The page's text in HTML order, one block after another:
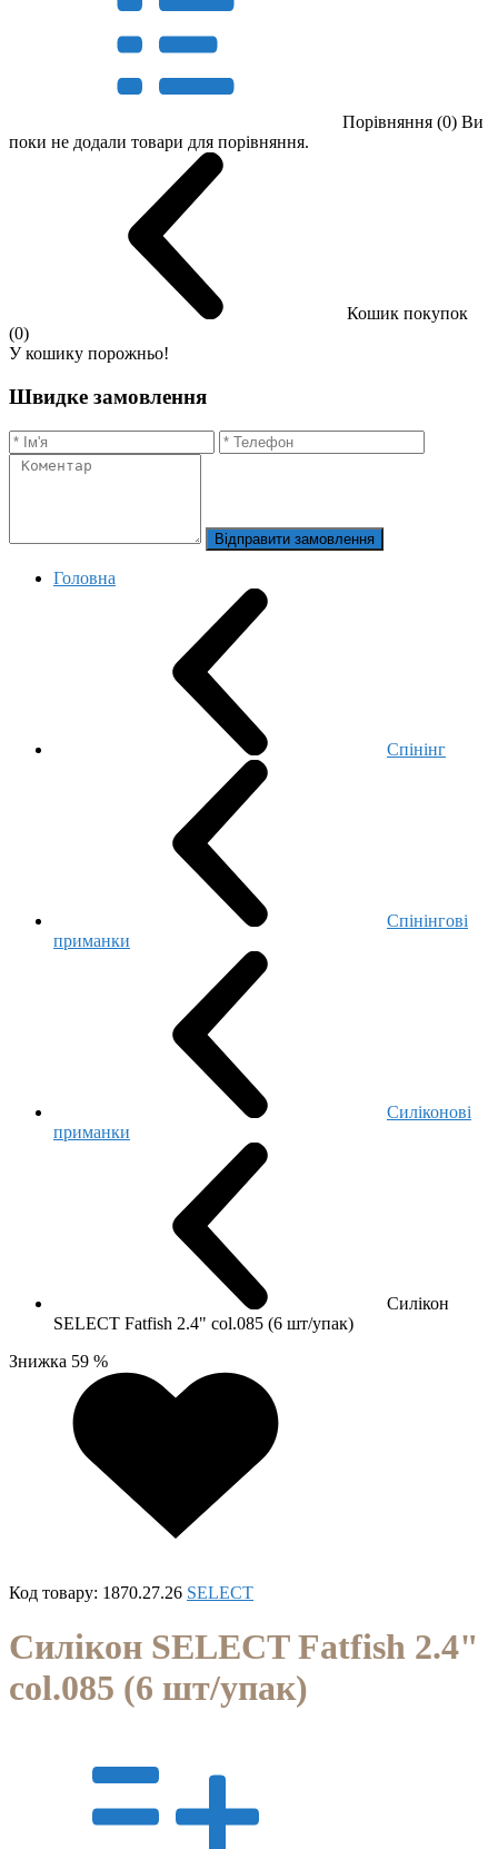
Порівняння (0) Ви
поки не додали товари для порівняння.
Кошик покупок
(0)
У кошику порожньо!
Швидке замовлення
Відправити замовлення
Головна
Спінінг
Спінінгові
приманки
Cиліконові
приманки
Силікон
SELECT Fatfish 2.4" col.085 (6 шт/упак)
Знижка 59 %
Код товару: 1870.27.26 SELECT
Силікон SELECT Fatfish 2.4"
col.085 (6 шт/упак)